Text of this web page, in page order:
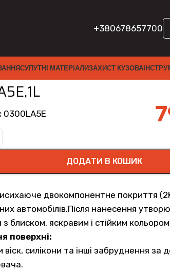
+380678657700
СУПУТНІ МАТЕРІАЛИЗАХИСТ КУЗОВА
0300LA5E
ДОДАТИ В КОШИК
двокомпонентне покриття
автомобілів.Після нанесення
блиском, яскравим і стійким
поверхні:
віск, силікони та інші забруднення за